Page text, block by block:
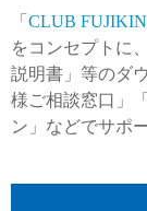
「 CLUB FUJIKIN
をコンセプトに
説明書」等のダ
様ご相談窓口」
ン」などでサポ